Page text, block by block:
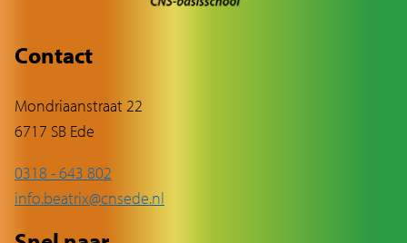
Contact
Mondriaanstraat 22
6717 SB Ede
0318 - 643 802
info.beatrix@cnsede.nl